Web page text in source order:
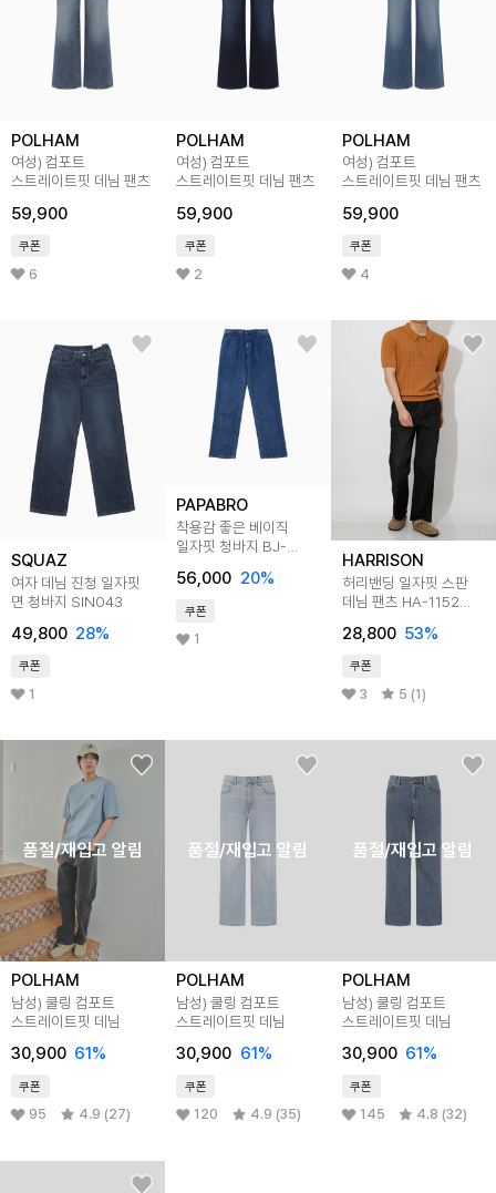
POLHAM
여성) 컴포트
스트레이트핏 데님 팬츠
59,900
쿠폰
6
POLHAM
여성) 컴포트
스트레이트핏 데님 팬츠
59,900
쿠폰
2
POLHAM
여성) 컴포트
스트레이트핏 데님 팬츠
59,900
쿠폰
4
SQUAZ
여자 데님 진청 일자핏
면 청바지 SIN043
49,800 28%
쿠폰
1
PAPABRO
착용감 좋은 베이직
일자핏 청바지 BJ-
56,000 20%
쿠폰
1
HARRISON
허리밴딩 일자핏 스판
데님 팬츠 HA-1152
28,800 53%
쿠폰
3 5 (1)
품절/재입고 알림
POLHAM
남성) 쿨링 컴포트
스트레이트핏 데님
30,900 61 %
쿠폰
95 4.9 (27)
품절/재입고 알림
POLHAM
남성) 쿨링 컴포트
스트레이트핏 데님
30,900 61 %
쿠폰
120 4.9 (35)
품절/재입고 알림
POLHAM
남성) 쿨링 컴포트
스트레이트핏 데님
30,900 61 %
쿠폰
145 4.8 (32)